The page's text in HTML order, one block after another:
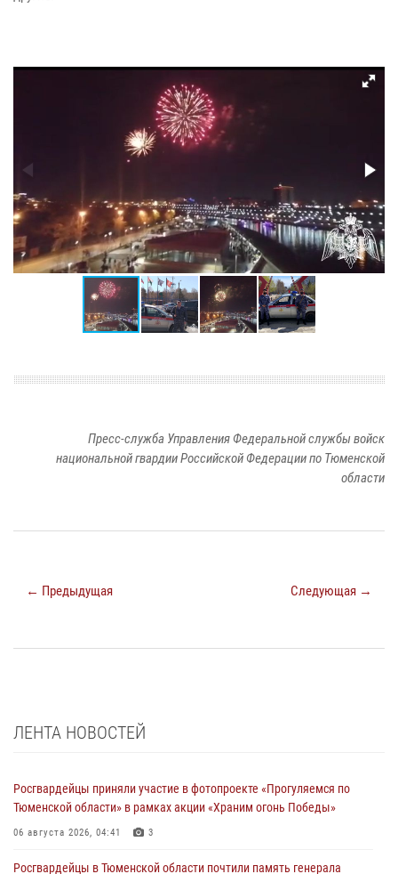
Пресс-служба Управления Федеральной службы войск
национальной гвардии Российской Федерации по Тюменской
области
← Предыдущая Следующая →
ЛЕНТА НОВОСТЕЙ
Росгвардейцы приняли участие в фотопроекте «Прогуляемся по
Тюменской области» в рамках акции «Храним огонь Победы»
06 августа 2026, 04:41 3
Росгвардейцы в Тюменской области почтили память генерала